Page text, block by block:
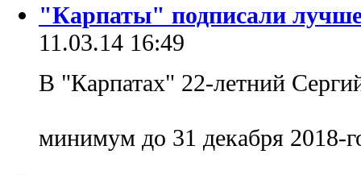
"Карпаты" подписали
11.03.14 16:49
В "Карпатах" 22-летний
минимум до 31 декабря 2018-